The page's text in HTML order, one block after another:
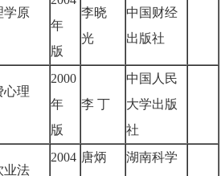
学原
年
版
李晓
光
中国财经
出版社
心理
2000
年
版
李 丁
中国人民
大学出版
社
业法
2004 唐炳
湖南科学